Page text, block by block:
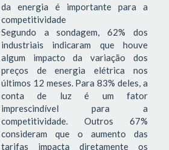
da energia é importante para a
competitividade
Segundo a sondagem, 62% dos
industriais indicaram que houve
algum impacto da variação dos
preços de energia elétrica nos
últimos 12 meses. Para 83% deles, a
conta de luz é um fator
imprescindível para a
competitividade. Outros 67%
consideram que o aumento das
tarifas impacta diretamente os